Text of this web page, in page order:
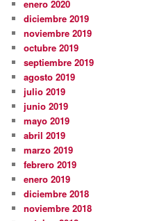
enero 2020
diciembre 2019
noviembre 2019
octubre 2019
septiembre 2019
agosto 2019
julio 2019
junio 2019
mayo 2019
abril 2019
marzo 2019
febrero 2019
enero 2019
diciembre 2018
noviembre 2018